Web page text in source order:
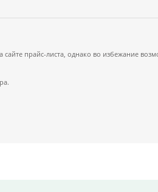
прайс-листа, однако во избежание